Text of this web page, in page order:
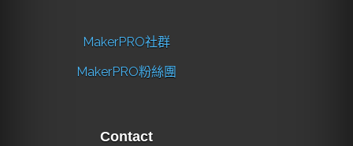
MakerPRO社群
MakerPRO粉絲團
Contact